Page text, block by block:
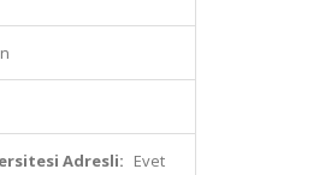
Adresli: Evet